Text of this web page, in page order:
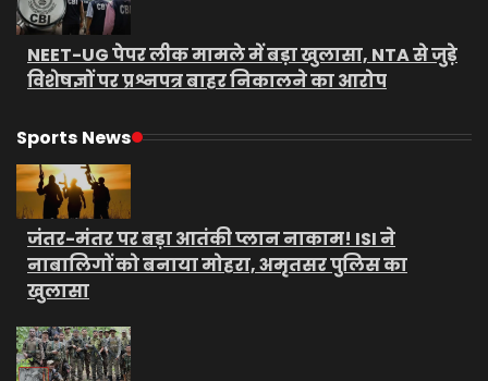
NEET-UG पेपर लीक मामले में बड़ा खुलासा, NTA से जुड़े
विशेषज्ञों पर प्रश्नपत्र बाहर निकालने का आरोप
Sports News
जंतर-मंतर पर बड़ा आतंकी प्लान नाकाम! ISI ने
नाबालिगों को बनाया मोहरा, अमृतसर पुलिस का
खुलासा